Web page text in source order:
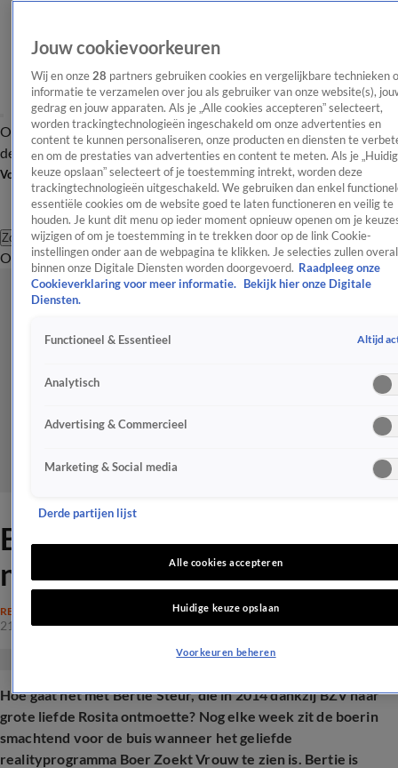
OverzichtAfleveringen Entertainment TV Algemeen
Tip
de redactieNieuwsbrief
Volg Shownieuws
Zoeken
OverzichtEntertainmentSpraakmakendRealityCrimeVideo's
Boerin Bertie 'jaloers' op
nieuwe BZV-boeren
REALITY
21 mrt 2025, 11:45
Hoe gaat het met Bertie Steur, die in 2014 dankzij BZV haar
grote liefde Rosita ontmoette? Nog elke week zit de boerin
smachtend voor de buis wanneer het geliefde
realityprogramma Boer Zoekt Vrouw te zien is. Bertie is
Jouw cookievoorkeuren
Wij en onze 28 partners gebruiken cookies en vergelijkbare technieken
informatie te verzamelen over jou als gebruiker van onze website(s),
gedrag en jouw apparaten. Als je „Alle cookies accepteren” selecteert,
worden trackingtechnologieën ingeschakeld om onze advertenties en
content te kunnen personaliseren, onze producten en diensten te
en om de prestaties van advertenties en content te meten. Als je
keuze opslaan” selecteert of je toestemming intrekt, worden deze
trackingtechnologieën uitgeschakeld. We gebruiken dan enkel
essentiële cookies om de website goed te laten functioneren en veilig te
houden. Je kunt dit menu op ieder moment opnieuw openen om je
wijzigen of om je toestemming in te trekken door op de link Cookie-
instellingen onder aan de webpagina te klikken. Je selecties zullen overal
binnen onze Digitale Diensten worden doorgevoerd. Raadpleeg onze
Cookieverklaring voor meer informatie.
Bekijk hier onze Digitale
Diensten.
Functioneel & Essentieel Altijd
Analytisch
Advertising & Commercieel
Marketing & Social media
Derde partijen lijst
Alle cookies accepteren
Huidige keuze opslaan
Voorkeuren beheren